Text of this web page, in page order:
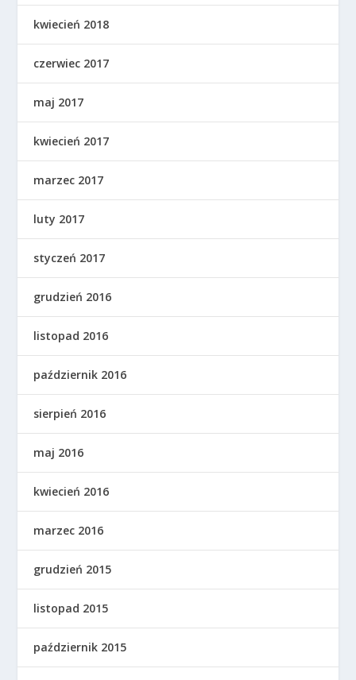
kwiecień 2018
czerwiec 2017
maj 2017
kwiecień 2017
marzec 2017
luty 2017
styczeń 2017
grudzień 2016
listopad 2016
październik 2016
sierpień 2016
maj 2016
kwiecień 2016
marzec 2016
grudzień 2015
listopad 2015
październik 2015